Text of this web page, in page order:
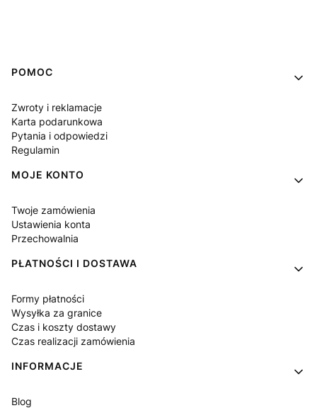
Linki w stopce
POMOC
Zwroty i reklamacje
Karta podarunkowa
Pytania i odpowiedzi
Regulamin
MOJE KONTO
Twoje zamówienia
Ustawienia konta
Przechowalnia
PŁATNOŚCI I DOSTAWA
Formy płatności
Wysyłka za granice
Czas i koszty dostawy
Czas realizacji zamówienia
INFORMACJE
Blog